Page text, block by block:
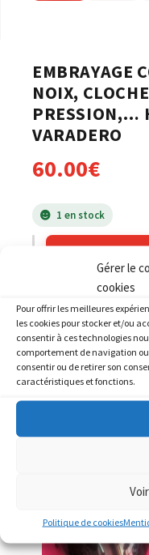
Gérer le
cookies
Pour offrir les meilleures
les cookies pour stocker et/ou
consentir à ces technologies
comportement de navigation ou
consentir ou de retirer son
caractéristiques et fonctions.
Politique de cookies
EMBRAYAGE
NOIX,
PRESSION,…
VARADERO
60.00€
1 en stock
Catégories :HONDA,
Varadero
PRODUITS